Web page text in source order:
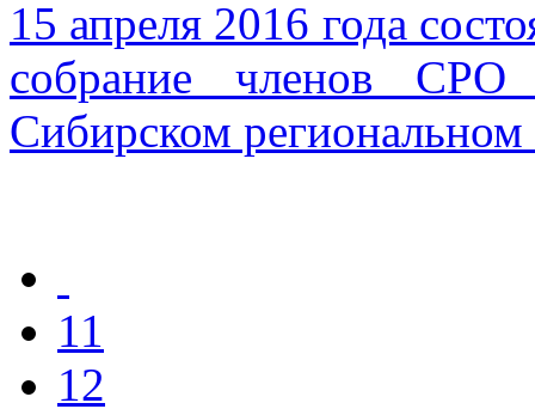
15 апреля 2016 года
собрание членов СРО
Сибирском
11
12